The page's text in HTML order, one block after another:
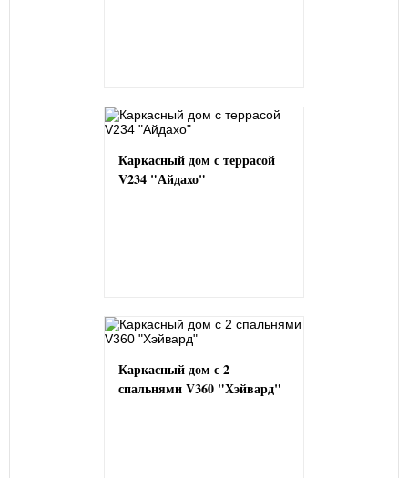
Каркасный дом с террасой
V234 "Айдахо"
Каркасный дом с 2
спальнями V360 "Хэйвард"